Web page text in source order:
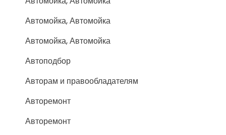
Автомойка, Автомойка
Автомойка, Автомойка
Автоподбор
Авторам и правообладателям
Авторемонт
Авторемонт